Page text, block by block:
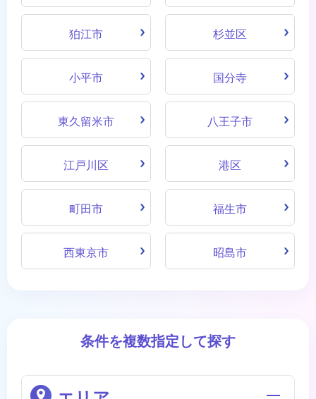
狛江市 杉並区
小平市 国分寺
東久留米市 八王子市
江戸川区 港区
町田市 福生市
西東京市 昭島市
条件を複数指定して探す